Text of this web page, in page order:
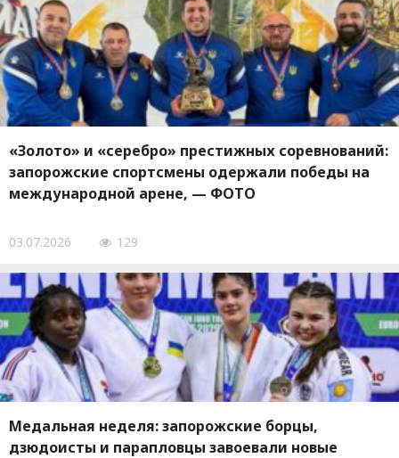
«Золото» и «серебро» престижных соревнований:
запорожские спортсмены одержали победы на
международной арене, — ФОТО
03.07.2026 129
Медальная неделя: запорожские борцы,
дзюдоисты и парапловцы завоевали новые